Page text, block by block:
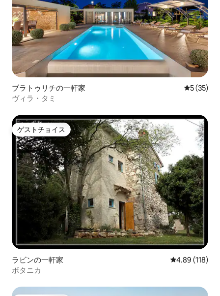
ブラトゥリチの一軒家 レビュー
5 (35)
ヴィラ・タミ
ゲストチョイス
ゲストチョイス
ラビンの一軒家 レビュー118
4.89 (118)
ボタニカ